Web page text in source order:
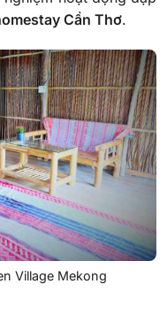
Cần Thơ.
Village Mekong